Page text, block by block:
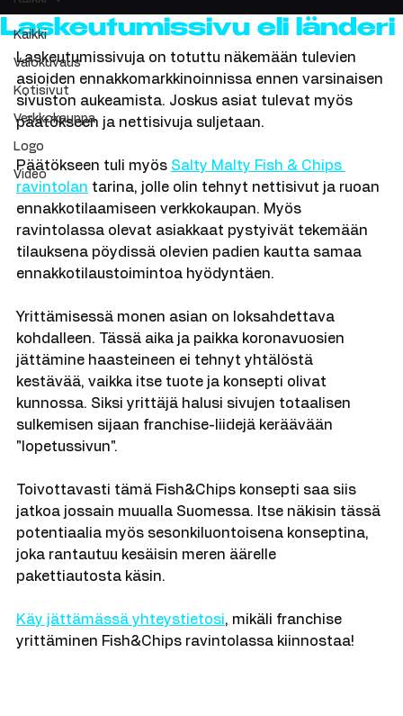
Valokuvaus
Kotisivut
Verkkokauppa
Logo
Video
Kaikki
Laskeutumissivu eli länderi
Laskeutumissivuja on totuttu näkemään tulevien
asioiden ennakkomarkkinoinnissa ennen varsinaisen
sivuston aukeamista. Joskus asiat tulevat myös
Päätökseen tuli myös
Salty Malty Fish & Chips
ravintolan tarina, jolle olin tehnyt nettisivut ja ruoan
ennakkotilaamiseen verkkokaupan. Myös
ravintolassa olevat asiakkaat pystyivät tekemään
tilauksena pöydissä olevien padien kautta samaa
Yrittämisessä monen asian on loksahdettava
kohdalleen. Tässä aika ja paikka koronavuosien
jättämine haasteineen ei tehnyt yhtälöstä
kestävää, vaikka itse tuote ja konsepti olivat
kunnossa. Siksi yrittäjä halusi sivujen totaalisen
sulkemisen sijaan franchise-liidejä keräävään
Toivottavasti tämä Fish&Chips konsepti saa siis
jatkoa jossain muualla Suomessa. Itse näkisin tässä
potentiaalia myös sesonkiluontoisena konseptina,
joka rantautuu kesäisin meren äärelle
Käy jättämässä yhteystietosi , mikäli franchise